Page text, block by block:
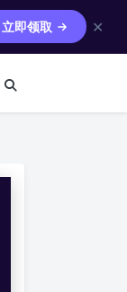
立即领取 ✕